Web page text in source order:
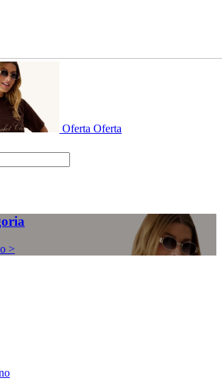
Oferta Oferta
>